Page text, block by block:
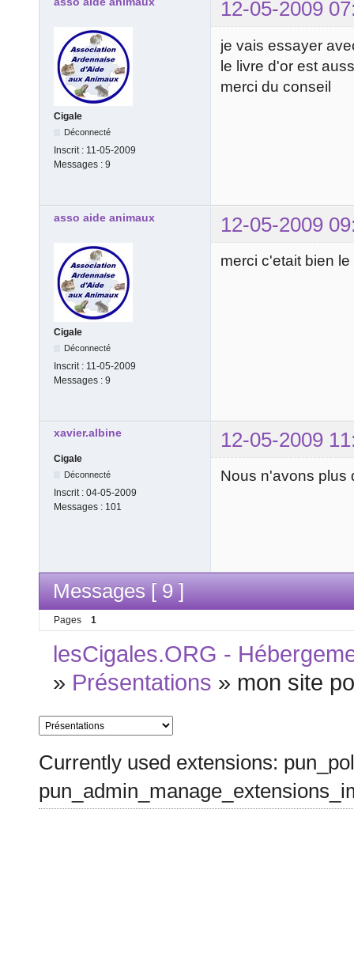
12-05-2009
Cigale
Déconnecté
Inscrit : 11-05-2009
Messages : 9
je vais essayer
le livre d'or est
merci du conseil
asso aide animaux 12-05-2009
Cigale
Déconnecté
Inscrit : 11-05-2009
Messages : 9
merci c'etait bien
xavier.albine 12-05-2009
Cigale
Déconnecté
Inscrit : 04-05-2009
Messages : 101
Nous n'avons plus
Messages [ 9 ]
Pages 1
lesCigales.ORG -
» Présentations » mon site
Currently used extensions: